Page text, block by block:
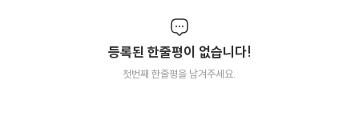
등록된 한줄평이 없습니다!
첫번째 한줄평을 남겨주세요.